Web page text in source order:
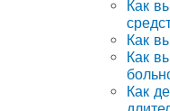
Как
Как
Как
Как